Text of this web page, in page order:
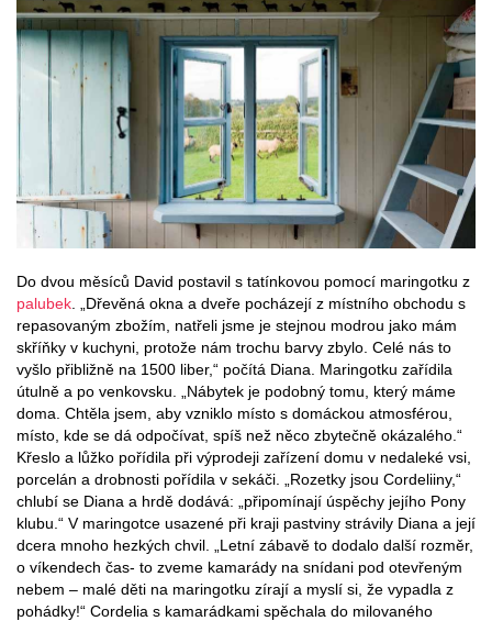
Do dvou měsíců David postavil s tatínkovou pomocí maringotku z
palubek . „Dřevěná okna a dveře pocházejí z místního obchodu s
repasovaným zbožím, natřeli jsme je stejnou modrou jako mám
skříňky v kuchyni, protože nám trochu barvy zbylo. Celé nás to
vyšlo přibližně na 1500 liber,“ počítá Diana. Maringotku zařídila
útulně a po venkovsku. „Nábytek je podobný tomu, který máme
doma. Chtěla jsem, aby vzniklo místo s domáckou atmosférou,
místo, kde se dá odpočívat, spíš než něco zbytečně okázalého.“
Křeslo a lůžko pořídila při výprodeji zařízení domu v nedaleké vsi,
porcelán a drobnosti pořídila v sekáči. „Rozetky jsou Cordeliiny,“
chlubí se Diana a hrdě dodává: „připomínají úspěchy jejího Pony
klubu.“ V maringotce usazené při kraji pastviny strávily Diana a její
dcera mnoho hezkých chvil. „Letní zábavě to dodalo další rozměr,
o víkendech čas- to zveme kamarády na snídani pod otevřeným
nebem – malé děti na maringotku zírají a myslí si, že vypadla z
pohádky!“ Cordelia s kamarádkami spěchala do milovaného